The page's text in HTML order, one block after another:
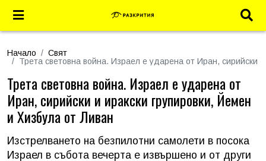
Начало
Свят
Трета световна война. Израел е ударена от Иран, сирийски
Трета световна война. Израел е ударена от
Иран, сирийски и иракски групировки, Йемен
и Хизбула от Ливан
Изстрелването на безпилотни самолети в посока
Израел в събота вечерта е извършено и от други